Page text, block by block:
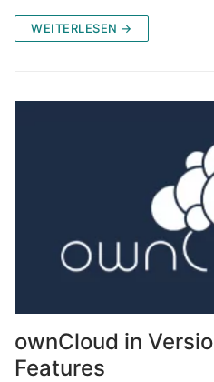
WEITERLESEN →
ownCloud in
Features